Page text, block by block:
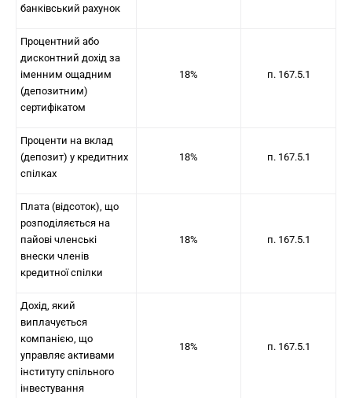
банківський рахунок
Процентний або
дисконтний дохід за
іменним ощадним
(депозитним)
сертифікатом
18% п. 167.5.1
Проценти на вклад
(депозит) у кредитних
спілках
18% п. 167.5.1
Плата (відсоток), що
розподіляється на
пайові членські
внески членів
кредитної спілки
18% п. 167.5.1
Дохід, який
виплачується
компанією, що
управляє активами
інституту спільного
інвестування
18% п. 167.5.1